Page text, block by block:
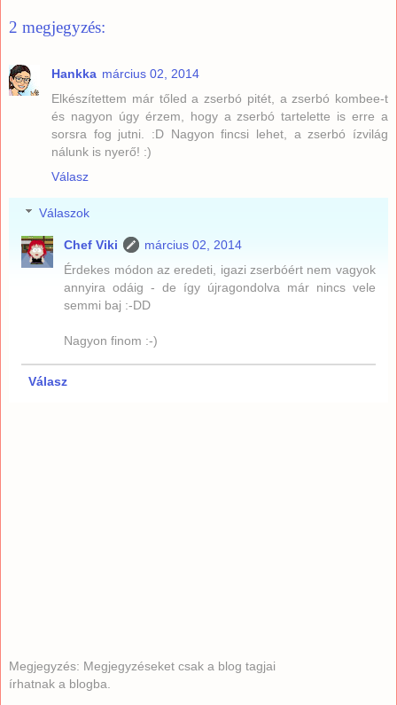
2 megjegyzés:
Hankka március 02, 2014
Elkészítettem már tőled a zserbó pitét, a zserbó kombee-t
és nagyon úgy érzem, hogy a zserbó tartelette is erre a
sorsra fog jutni. :D Nagyon fincsi lehet, a zserbó ízvilág
nálunk is nyerő! :)
Válasz
Válaszok
Chef Viki
március 02, 2014
Érdekes módon az eredeti, igazi zserbóért nem vagyok
annyira odáig - de így újragondolva már nincs vele
semmi baj :-DD
Nagyon finom :-)
Válasz
Megjegyzés: Megjegyzéseket csak a blog tagjai
írhatnak a blogba.